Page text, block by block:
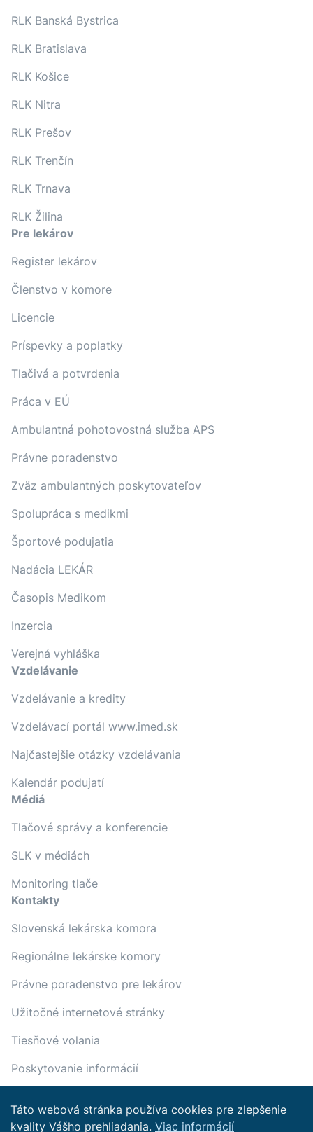
RLK Banská Bystrica
RLK Bratislava
RLK Košice
RLK Nitra
RLK Prešov
RLK Trenčín
RLK Trnava
RLK Žilina
Pre lekárov
Register lekárov
Členstvo v komore
Licencie
Príspevky a poplatky
Tlačivá a potvrdenia
Práca v EÚ
Ambulantná pohotovostná služba APS
Právne poradenstvo
Zväz ambulantných poskytovateľov
Spolupráca s medikmi
Športové podujatia
Nadácia LEKÁR
Časopis Medikom
Inzercia
Verejná vyhláška
Vzdelávanie
Vzdelávanie a kredity
Vzdelávací portál www.imed.sk
Najčastejšie otázky vzdelávania
Kalendár podujatí
Médiá
Tlačové správy a konferencie
SLK v médiách
Monitoring tlače
Kontakty
Slovenská lekárska komora
Regionálne lekárske komory
Právne poradenstvo pre lekárov
Užitočné internetové stránky
Tiesňové volania
Poskytovanie informácií
Copyright © 2022 Slovenská
Táto webová stránka používa cookies pre zlepšenie
kvality Vášho prehliadania. Viac informácií